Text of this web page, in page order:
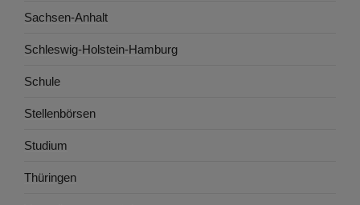
Sachsen-Anhalt
Schleswig-Holstein-Hamburg
Schule
Stellenbörsen
Studium
Thüringen